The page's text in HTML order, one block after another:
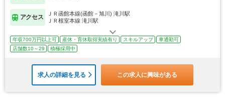
アクセス
ＪＲ函館本線(函館－旭川) 滝川駅
ＪＲ根室本線 滝川駅
年収700万円以上可 産休・育休取得実績有り スキルアップ
車通勤可
店舗数10～29
積極採用中
求人の詳細を見る この求人に興味がある